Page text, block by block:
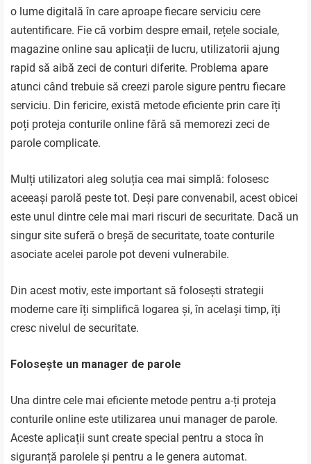
o lume digitală în care aproape fiecare serviciu cere
autentificare. Fie că vorbim despre email, rețele sociale,
magazine online sau aplicații de lucru, utilizatorii ajung
rapid să aibă zeci de conturi diferite. Problema apare
atunci când trebuie să creezi parole sigure pentru fiecare
serviciu. Din fericire, există metode eficiente prin care îți
poți proteja conturile online fără să memorezi zeci de
parole complicate.
Mulți utilizatori aleg soluția cea mai simplă: folosesc
aceeași parolă peste tot. Deși pare convenabil, acest obicei
este unul dintre cele mai mari riscuri de securitate. Dacă un
singur site suferă o breșă de securitate, toate conturile
asociate acelei parole pot deveni vulnerabile.
Din acest motiv, este important să folosești strategii
moderne care îți simplifică logarea și, în același timp, îți
cresc nivelul de securitate.
Folosește un manager de parole
Una dintre cele mai eficiente metode pentru a-ți proteja
conturile online este utilizarea unui manager de parole.
Aceste aplicații sunt create special pentru a stoca în
siguranță parolele și pentru a le genera automat.